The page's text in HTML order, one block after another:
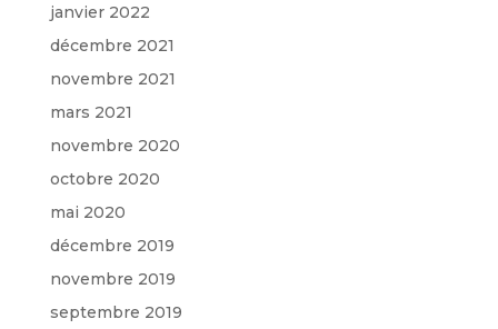
janvier 2022
décembre 2021
novembre 2021
mars 2021
novembre 2020
octobre 2020
mai 2020
décembre 2019
novembre 2019
septembre 2019